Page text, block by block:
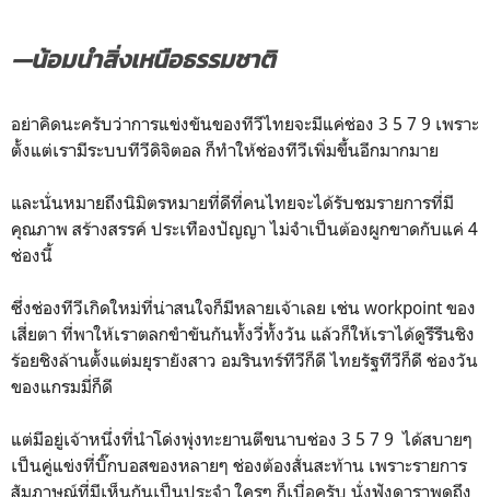
—น้อมนำสิ่งเหนือธรรมชาติ
อย่าคิดนะครับว่าการแข่งขันของทีวีไทยจะมีแค่ช่อง 3 5 7 9 เพราะ
ตั้งแต่เรามีระบบทีวีดิจิตอล ก็ทำให้ช่องทีวีเพิ่มขึ้นอีกมากมาย
และนั่นหมายถึงนิมิตรหมายที่ดีที่คนไทยจะได้รับชมรายการที่มี
คุณภาพ สร้างสรรค์ ประเทืองปัญญา ไม่จำเป็นต้องผูกขาดกับแค่ 4
ช่องนี้
ซึ่งช่องทีวีเกิดใหม่ที่น่าสนใจก็มีหลายเจ้าเลย เช่น workpoint ของ
เสี่ยตา ที่พาให้เราตลกขำขันกันทั้งวี่ทั้งวัน แล้วก็ให้เราได้ดูรีรีนชิง
ร้อยชิงล้านตั้งแต่มยุรายังสาว อมรินทร์ทีวีก็ดี ไทยรัฐทีวีก็ดี ช่องวัน
ของแกรมมี่ก็ดี
แต่มีอยู่เจ้าหนึ่งที่นำโด่งพุ่งทะยานตีขนาบช่อง 3 5 7 9 ได้สบายๆ
เป็นคู่แข่งที่บิ๊กบอสของหลายๆ ช่องต้องสั่นสะท้าน เพราะรายการ
สัมภาษณ์ที่มีเห็นกันเป็นประจำ ใครๆ ก็เบื่อครับ นั่งฟังดาราพูดถึง